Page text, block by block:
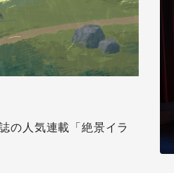
の人気連載「絶景イラ